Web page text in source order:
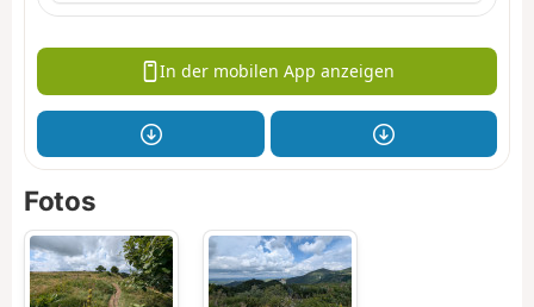
In der mobilen App anzeigen
Fotos